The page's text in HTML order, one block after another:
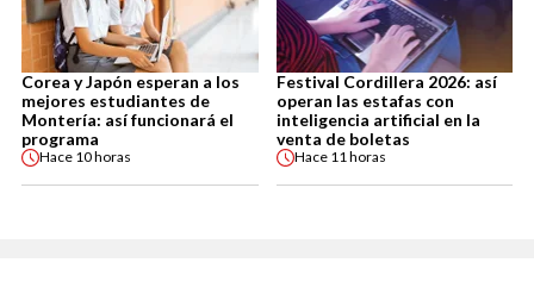
Corea y Japón esperan a los
mejores estudiantes de
Montería: así funcionará el
programa
Hace 10 horas
Festival Cordillera 2026: así
operan las estafas con
inteligencia artificial en la
venta de boletas
Hace 11 horas